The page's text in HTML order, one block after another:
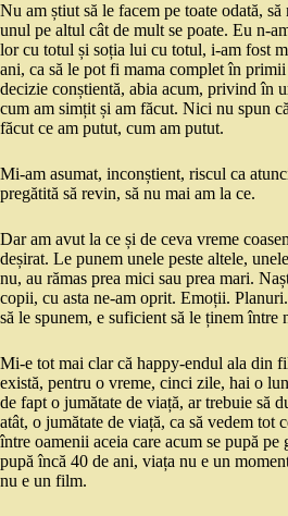
Nu am știut să le facem pe toate odată,
unul pe altul cât de mult se poate. Eu n-
lor cu totul și soția lui cu totul, i-am fost
ani, ca să le pot fi mama complet în
decizie conștientă, abia acum, privind în
cum am simțit și am făcut. Nici nu spun
făcut ce am putut, cum am putut.
Mi-am asumat, inconștient, riscul ca
pregătită să revin, să nu mai am la ce.
Dar am avut la ce și de ceva vreme
deșirat. Le punem unele peste altele,
nu, au rămas prea mici sau prea mari.
copii, cu asta ne-am oprit. Emoții.
să le spunem, e suficient să le ținem între
Mi-e tot mai clar că happy-endul ala din
există, pentru o vreme, cinci zile, hai o
de fapt o jumătate de viață, ar trebuie să
atât, o jumătate de viață, ca să vedem tot
între oamenii aceia care acum se pupă pe
pupă încă 40 de ani, viața nu e un
nu e un film.